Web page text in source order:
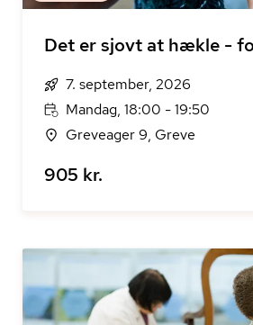
Det er sjovt at hækle -
7. september, 2026
Mandag, 18:00 - 19:50
Greveager 9, Greve
905 kr.